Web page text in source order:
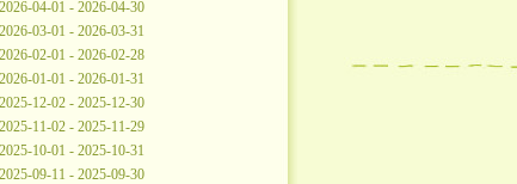
2026-04-01 - 2026-04-30
2026-03-01 - 2026-03-31
2026-02-01 - 2026-02-28
2026-01-01 - 2026-01-31
2025-12-02 - 2025-12-30
2025-11-02 - 2025-11-29
2025-10-01 - 2025-10-31
2025-09-11 - 2025-09-30